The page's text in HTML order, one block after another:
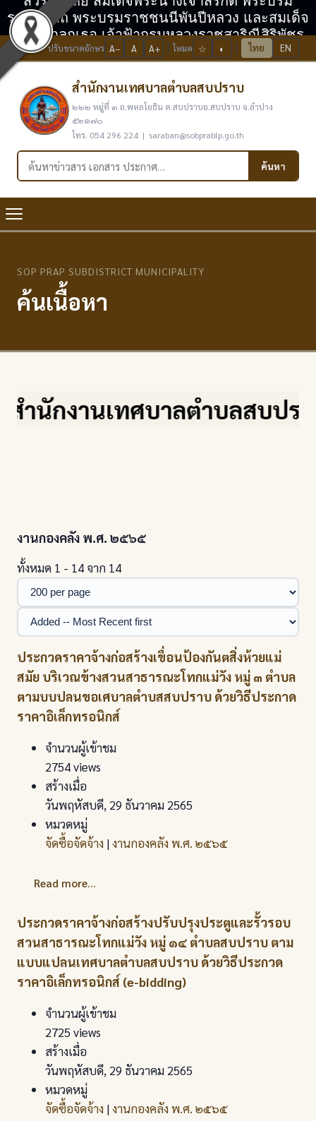
ราชินีนาถ พระบรมราชชนนีพันปีหลวง และสมเด็จ
พระเจ้าลูกเธอ เจ้าฟ้ากรมหลวงราชสาริณีสิริพัชร
มหาวัชรราชธิดา
ปรับขนาดอักษร A− A A+ โหมด ☆ ◐ ไทย EN
สำนักงานเทศบาลตำบลสบปราบ
๒๒๒ หมู่ที่ ๓ ถ.พหลโยธิน ต.สบปราบอ.สบปราบ จ.ลำปาง
๕๒๑๗๐
โทร. 054 296 224 | saraban@sobprablp.go.th
ค้นหาในเว็บไซต์ ค้นหา
SOP PRAP SUBDISTRICT MUNICIPALITY
ค้นเนื้อหา
กงานเทศบาลตำบลสบปราบ
งานกองคลัง พ.ศ. ๒๕๖๕
ทั้งหมด 1 - 14 จาก 14
ประกวดราคาจ้างก่อสร้างเขื่อนป้องกันตสิ่งห้วยแม่
สมัย บริเวณข้างสวนสาธารณะโทกแม่วัง หมู่ ๓ ตำบล
ตามบบปลนขอเศบาลตำบสสบปราบ ด้วยวิธีประกาด
ราคาอิเล็กทรอนิกส์
จำนวนผู้เข้าชม
2754 views
สร้างเมื่อ
วันพฤหัสบดี, 29 ธันวาคม 2565
หมวดหมู่
จัดซื้อจัดจ้าง |งานกองคลัง พ.ศ. ๒๕๖๕
Read more...
ประกวดราคาจ้างก่อสร้างปรับปรุงประตูและรั้วรอบ
สวนสาธารณะโทกแม่วัง หมู่ ๑๔ ตำบลสบปราบ ตาม
แบบแปลนเทศบาลตำบลสบปราบ ด้วยวิธีประกวด
ราคาอิเล็กทรอนิกส์ (e-bidding)
จำนวนผู้เข้าชม
2725 views
สร้างเมื่อ
วันพฤหัสบดี, 29 ธันวาคม 2565
หมวดหมู่
จัดซื้อจัดจ้าง |งานกองคลัง พ.ศ. ๒๕๖๕